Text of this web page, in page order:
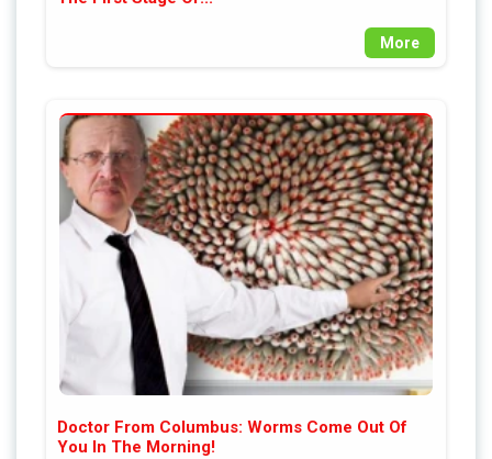
More
Doctor From Columbus: Worms Come Out Of
You In The Morning!